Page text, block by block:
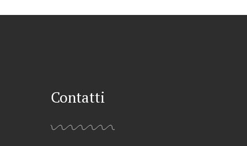
Contatti